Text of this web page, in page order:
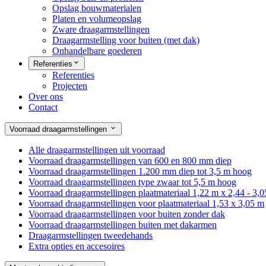
Opslag bouwmaterialen
Platen en volumeopslag
Zware draagarmstellingen
Draagarmstelling voor buiten (met dak)
Onhandelbare goederen
Referenties
Referenties
Projecten
Over ons
Contact
Voorraad draagarmstellingen
Alle draagarmstellingen uit voorraad
Voorraad draagarmstellingen van 600 en 800 mm diep
Voorraad draagarmstellingen 1.200 mm diep tot 3,5 m hoog
Voorraad draagarmstellingen type zwaar tot 5,5 m hoog
Voorraad draagarmstellingen plaatmateriaal 1,22 m x 2,44 -
Voorraad draagarmstellingen voor plaatmateriaal 1,53 x 3,05 m
Voorraad draagarmstellingen voor buiten zonder dak
Voorraad draagarmstellingen buiten met dakarmen
Draagarmstellingen tweedehands
Extra opties en accesoires